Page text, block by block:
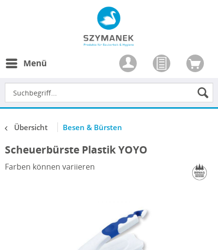
Menü
Übersicht Besen & Bürsten
Scheuerbürste Plastik YOYO
Farben können variieren